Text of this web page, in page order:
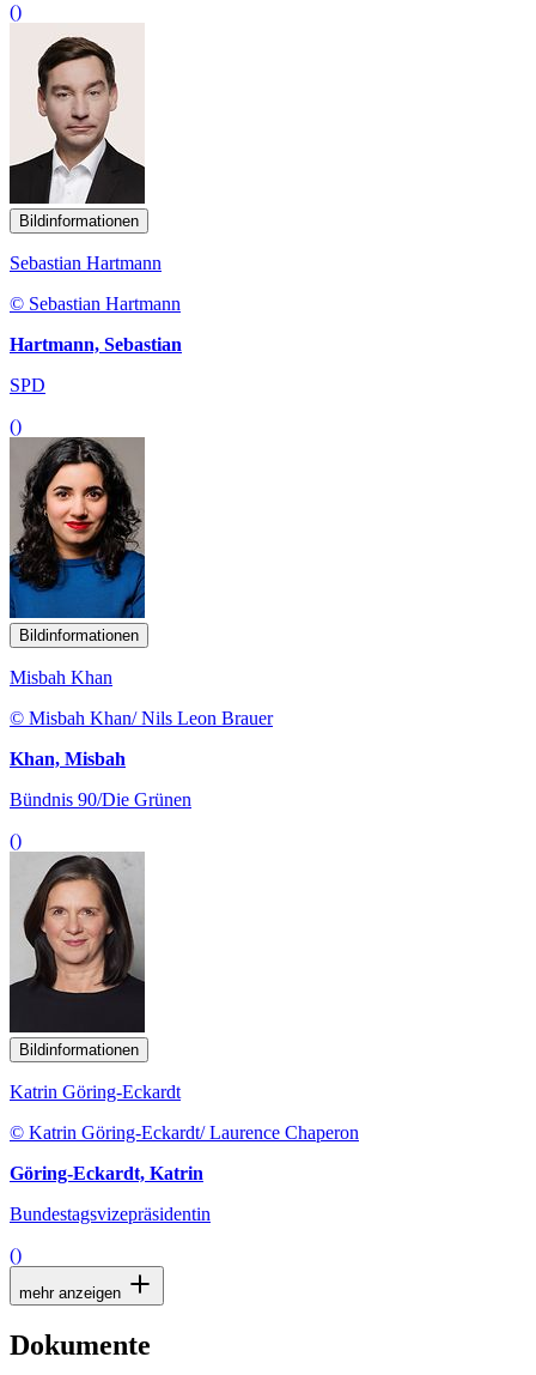
()
Bildinformationen
Sebastian Hartmann
© Sebastian Hartmann
Hartmann, Sebastian
SPD
()
Bildinformationen
Misbah Khan
© Misbah Khan/ Nils Leon Brauer
Khan, Misbah
Bündnis 90/Die Grünen
()
Bildinformationen
Katrin Göring-Eckardt
© Katrin Göring-Eckardt/ Laurence Chaperon
Göring-Eckardt, Katrin
Bundestagsvizepräsidentin
()
mehr anzeigen
Dokumente